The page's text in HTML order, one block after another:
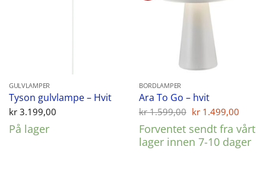
GULVLAMPER
Tyson gulvlampe – Hvit
kr3.199,00
På lager
BORDLAMPER
Ara To Go – hvit
kr1.599,00 Opprinnelig
var:
kr 1.599,00.
kr 1.499,00
pris
er:
kr
Forventet sendt fra vårt
lager innen 7-10 dager